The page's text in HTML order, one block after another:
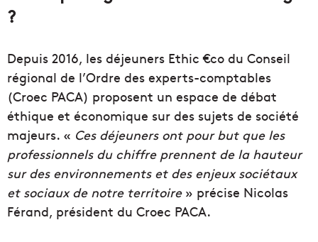
?
Depuis 2016, les déjeuners Ethic €co du Conseil
régional de l’Ordre des experts-comptables
(Croec PACA) proposent un espace de débat
éthique et économique sur des sujets de société
majeurs. « Ces déjeuners ont pour but que les
professionnels du chiffre prennent de la hauteur
sur des environnements et des enjeux sociétaux
et sociaux de notre territoire» précise Nicolas
Férand, président du Croec PACA.